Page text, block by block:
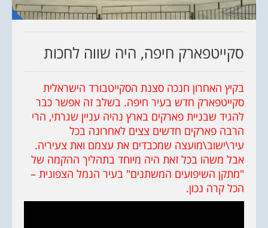
סקייטפארק חיפה, היה שווה לחכות
בקיץ האחרון חנכה סצנת הסקייטבורד הישראלית
סקייטפארק חדש בעיר חיפה. בשלב זה אפשר כבר
להגיד שבניית פארקים בארץ נהיה עניין שגרתי, הרי
הרבה פארקים חדשים צצים לאחרונה בכל
עיר\ישוב\מועצה שמכבדים את עצמם ואת צעיריה.
אבל משהו בכל זאת היה מיוחד בתהליך ההקמה של
"מתקן השיפועים המשתנים" בעיר הנמל הצפונית –
הכל קרה נכון.